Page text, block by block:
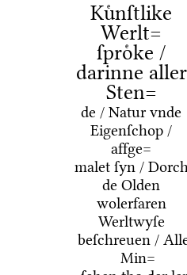
Kuͤnſtlike
Werlt=
ſproͤke /
darinne aller
Sten=
de / Natur vnde
Eigenſchop /
affge=
malet ſyn /
de Olden
wolerfaren
Werltwyſe
beſchreuen /
Min=